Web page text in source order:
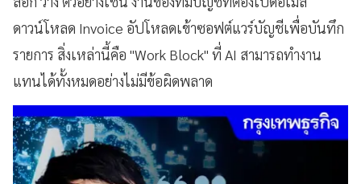
ดาวน์โหลด Invoice อัปโหลดเข้าซอฟต์แวร์บัญชีเพื่อบันทึก
รายการ สิ่งเหล่านี้คือ "Work Block" ที่ AI สามารถทำงาน
แทนได้ทั้งหมดอย่างไม่มีข้อผิดพลาด